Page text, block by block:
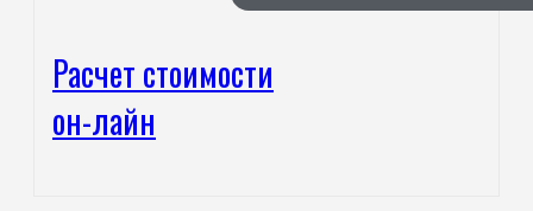
Расчет стоимости
он-лайн